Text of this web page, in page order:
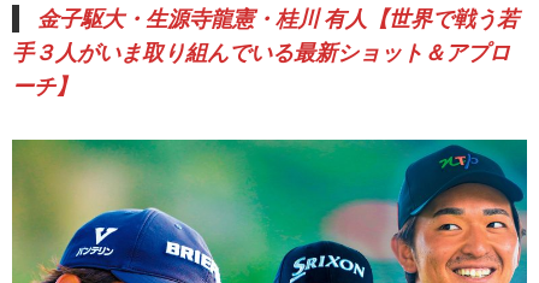
金子駆大・生源寺龍憲・ 桂川 有人 【世界で戦う若
手３人がいま取り組んでいる最新ショット＆アプロ
ーチ】